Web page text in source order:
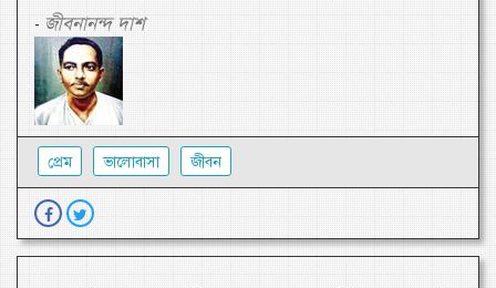
- জীবনানন্দ দাশ
প্রেম ভালোবাসা জীবন